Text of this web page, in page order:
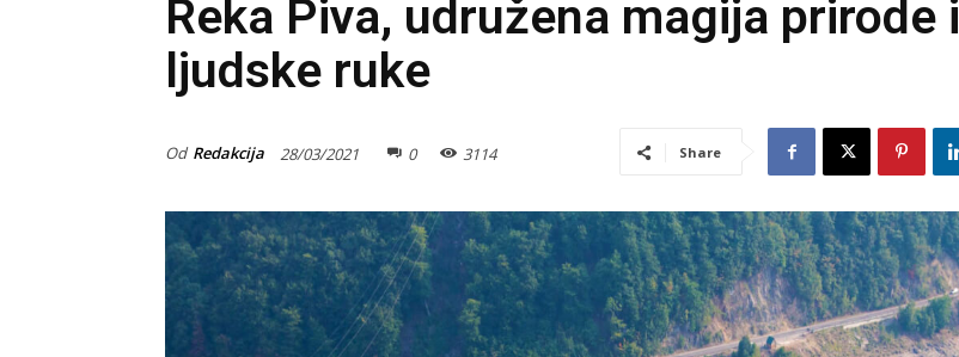
Reka Piva, udružena magija prirode i
ljudske ruke
Od Redakcija 28/03/2021 0 3114 Share